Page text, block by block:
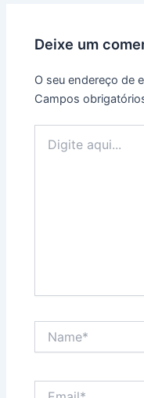
Deixe um
O seu endereço de
Campos
aqui...